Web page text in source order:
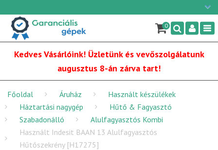
×
0
Kedves Vásárlóink! Üzletünk és vevőszolgálatunk
augusztus 8-án zárva tart!
Főoldal Áruház
Használt készülékek
Háztartási nagygép
Hűtő & Fagyasztó
Szabadonálló
Alulfagyasztós Kombi
Használt Indesit BAAN 13 Alulfagyasztós
Hűtőszekrény [H17275]